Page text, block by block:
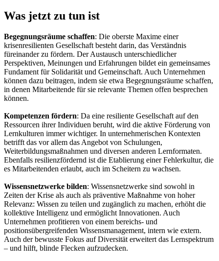
Was jetzt zu tun ist
Begegnungsräume schaffen: Die oberste Maxime einer
krisenresilienten Gesellschaft besteht darin, das Verständnis
füreinander zu fördern. Der Austausch unterschiedlicher
Perspektiven, Meinungen und Erfahrungen bildet ein gemeinsames
Fundament für Solidarität und Gemeinschaft. Auch Unternehmen
können dazu beitragen, indem sie etwa Begegnungsräume schaffen,
in denen Mitarbeitende für sie relevante Themen offen besprechen
können.
Kompetenzen fördern: Da eine resiliente Gesellschaft auf den
Ressourcen ihrer Individuen beruht, wird die aktive Förderung von
Lernkulturen immer wichtiger. In unternehmerischen Kontexten
betrifft das vor allem das Angebot von Schulungen,
Weiterbildungsmaßnahmen und diversen anderen Lernformaten.
Ebenfalls resilienzfördernd ist die Etablierung einer Fehlerkultur, die
es Mitarbeitenden erlaubt, auch im Scheitern zu wachsen.
Wissensnetzwerke bilden: Wissensnetzwerke sind sowohl in
Zeiten der Krise als auch als präventive Maßnahme von hoher
Relevanz: Wissen zu teilen und zugänglich zu machen, erhöht die
kollektive Intelligenz und ermöglicht Innovationen. Auch
Unternehmen profitieren von einem bereichs- und
positionsübergreifenden Wissensmanagement, intern wie extern.
Auch der bewusste Fokus auf Diversität erweitert das Lernspektrum
– und hilft, blinde Flecken aufzudecken.